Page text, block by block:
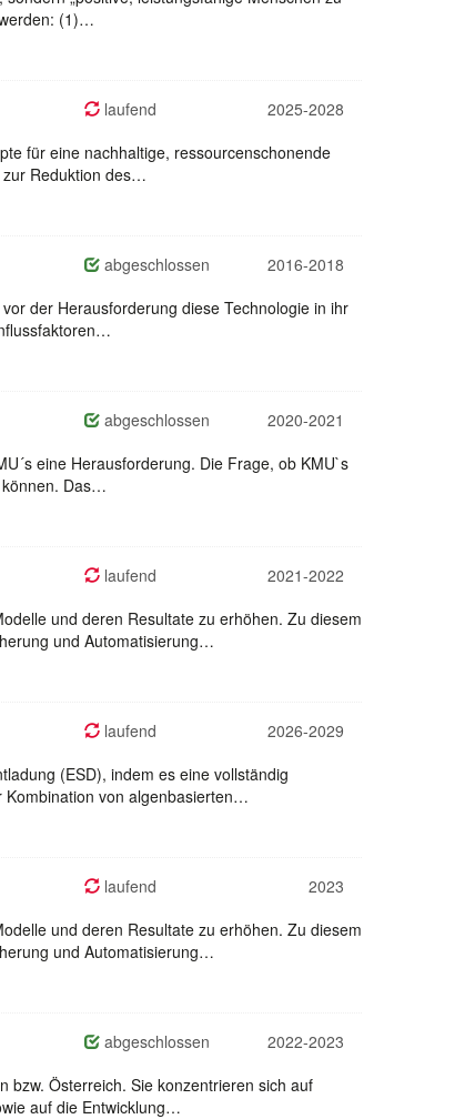
(1)…
laufend
2025-2028
für eine nachhaltige, ressourcenschonende
zur Reduktion des…
abgeschlossen
2016-2018
der Herausforderung diese Technologie in ihr
abgeschlossen
2020-2021
eine Herausforderung. Die Frage, ob KMU`s
können. Das…
laufend
2021-2022
und deren Resultate zu erhöhen. Zu diesem
und Automatisierung…
laufend
2026-2029
(ESD), indem es eine vollständig
Kombination von algenbasierten…
laufend
2023
und deren Resultate zu erhöhen. Zu diesem
und Automatisierung…
abgeschlossen
2022-2023
bzw. Österreich. Sie konzentrieren sich auf
auf die Entwicklung…